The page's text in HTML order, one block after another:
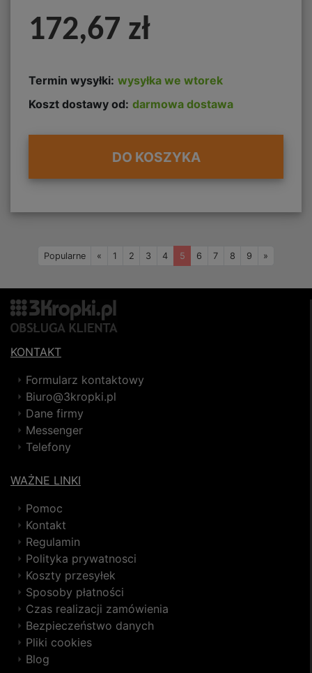
172,67 zł
Termin wysyłki: wysyłka we wtorek
Koszt dostawy od: darmowa dostawa
DO KOSZYKA
Popularne «Wstecz
1 2 3 4 5 6 7 8 9 »
KONTAKT
Formularz kontaktowy
Biuro@3kropki.pl
Dane firmy
Messenger
Telefony
WAŻNE LINKI
Pomoc
Kontakt
Regulamin
Polityka prywatnosci
Koszty przesyłek
Sposoby płatności
Czas realizacji zamówienia
Bezpieczeństwo danych
Pliki cookies
Blog